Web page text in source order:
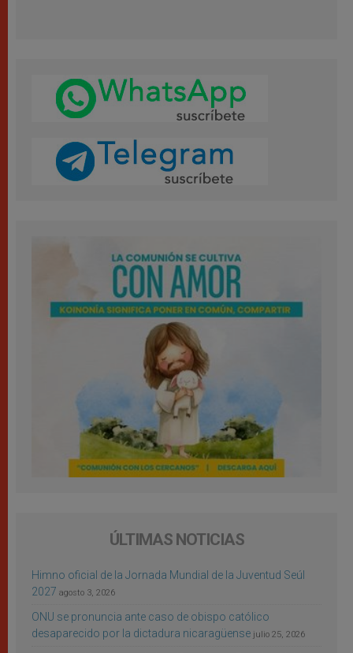
ÚLTIMAS NOTICIAS
Himno oficial de la Jornada Mundial de la Juventud Seúl
2027 agosto 3, 2026
ONU se pronuncia ante caso de obispo católico
desaparecido por la dictadura nicaragüense julio 25, 2026